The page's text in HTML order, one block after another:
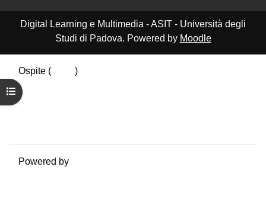
Apri indice del corso
Digital Learning e Multimedia - ASIT - Università degli
Studi di Padova. Powered by Moodle
Ospite (
)
Riepilogo della conservazione dei dati
Politiche
Powered by